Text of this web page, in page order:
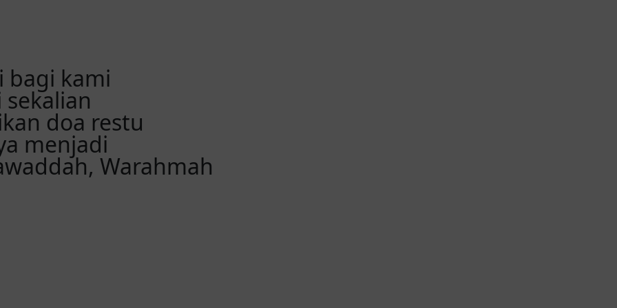
dan warahmah Dan Smga cpt diksih mmongannya amiiiinnnnn
kalian bahagia dan selalu dipenuhi oleh hari-hari yang menyenangkan."
pernikahan nya. Semoga jadi keluarga sakinah wamadah wahparah🎉
bagi kami
doa restu
menjadi
Warahmah